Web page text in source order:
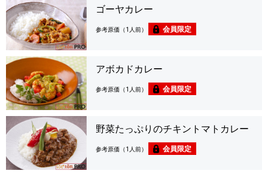
ゴーヤカレー
参考原価（1人前） 会員限定
アボカドカレー
参考原価（1人前） 会員限定
野菜たっぷりのチキントマトカレー
参考原価（1人前） 会員限定